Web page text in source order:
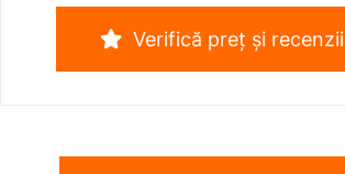
Verifică preț și recenzii